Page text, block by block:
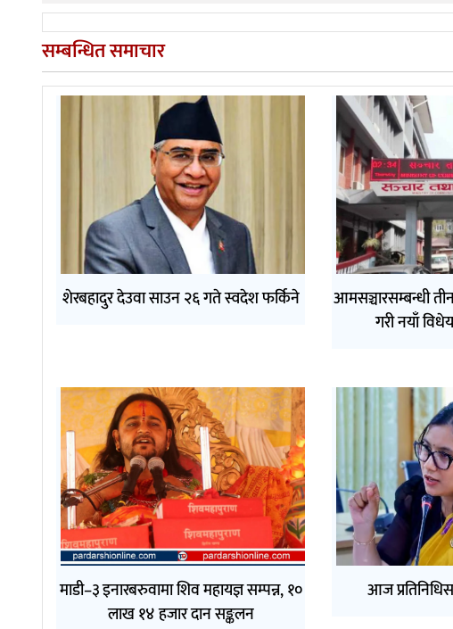
सम्बन्धित समाचार
शेरबहादुर देउवा साउन २६ गते स्वदेश फर्किने
आमसञ्चारसम्बन्धी
गरी नयाँ
माडी–३ इनारबरुवामा शिव महायज्ञ सम्पन्न, १०
लाख १४ हजार दान सङ्कलन
आज